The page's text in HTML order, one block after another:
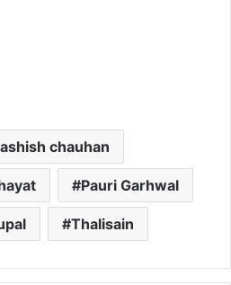
chauhan
Pauri Garhwal
Thalisain